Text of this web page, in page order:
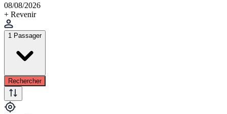
08/08/2026
+ Revenir
1 Passager
Rechercher